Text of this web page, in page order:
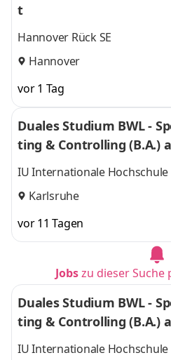
t
Hannover Rück SE
Hannover
vor 1 Tag
Duales Studium BWL -
ting & Controlling (B.A.)
uell
IU Internationale Hochschule
Karlsruhe
vor 11 Tagen
Jobszu dieser Suche
Duales Studium BWL -
ting & Controlling (B.A.)
uell
IU Internationale Hochschule